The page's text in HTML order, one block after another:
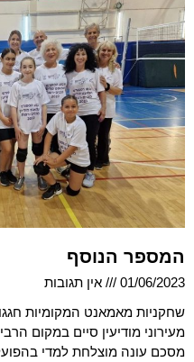
המספר הנוסף
01/06/2023
אין תגובות
שחקניות מאמאנט המקומיות חגגו
מעירוני מודיעין סיים במקום
מסכם עונה מוצלחת למדי בהפועל